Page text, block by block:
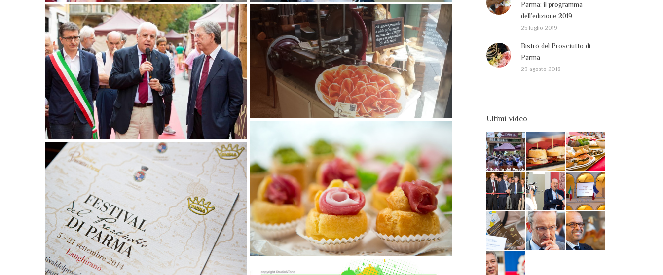
14 settembre 2017
8 settembre 2015
15 settembre 2014
5 settembre 2014
Parma: il programma
dell’edizione 2019
25 luglio 2019
Bistrò del Prosciutto di
Parma
29 agosto 2018
Ultimi video